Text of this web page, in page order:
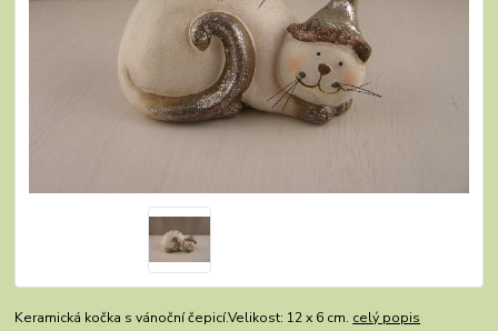
Keramická kočka s vánoční čepicí.Velikost: 12 x 6 cm. celý popis